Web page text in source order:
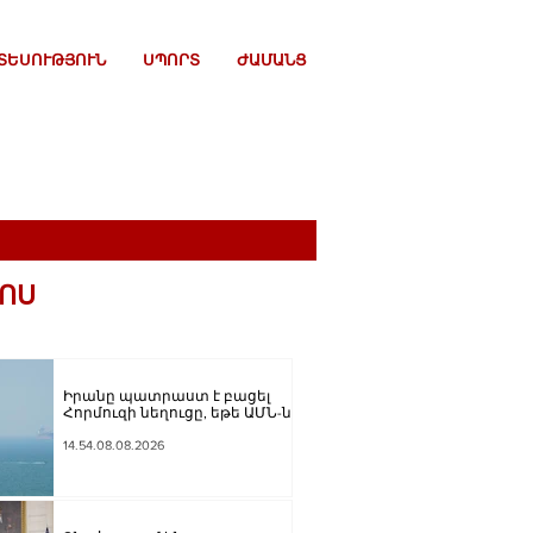
ՍՊՈՐՏ ԺԱՄԱՆՑ
Իրանը պատրաստ է բացել
Հորմուզի նեղուցը, եթե ԱՄՆ-ն
պայմանները. ԻՀՊԿ
14.54.08.08.2026